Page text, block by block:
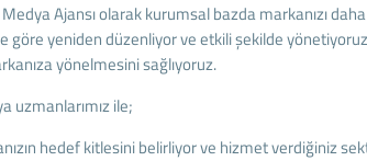
Ajansı olarak kurumsal bazda markanızı
göre yeniden düzenliyor ve etkili şekilde
yönelmesini sağlıyoruz.
uzmanlarımız ile;
hedef kitlesini belirliyor ve hizmet verdiğiniz